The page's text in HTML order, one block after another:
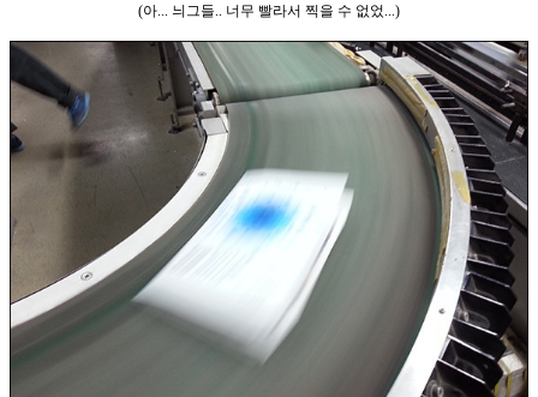
(아... 늬그들.. 너무 빨라서 찍을 수 없었...)